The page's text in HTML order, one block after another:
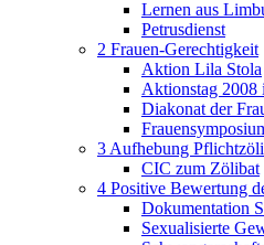
Lernen aus
Petrusdienst
2 Frauen-Gerechtigkeit
Aktion Lila Stola
Aktionstag 2008
Diakonat der
3 Aufhebung
CIC zum Zölibat
4 Positive Bewertung
Dokumentation
Sexualisierte